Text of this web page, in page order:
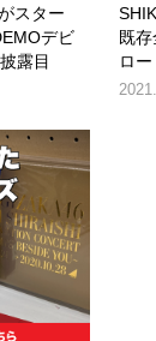
スター
デビ
露目
既
ロ